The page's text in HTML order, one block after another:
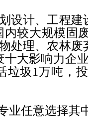
设计、工程
较大规模固
处理、农林
大影响力企
垃圾1万吨，
任意选择其